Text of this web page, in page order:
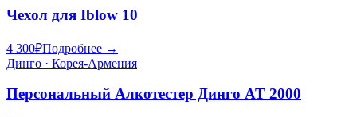
Чехол для Iblow 10
4 300₽Подробнее →
Динго · Корея-Армения
Персональный Алкотестер Динго AT 2000